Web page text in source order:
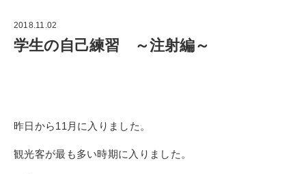
2018.11.02
学生の自己練習 ～注射編～
昨日から11月に入りました。
観光客が最も多い時期に入りました。